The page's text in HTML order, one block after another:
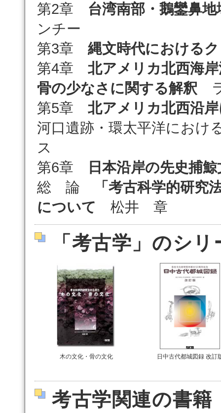
第2章 台湾南部・鵝鑾鼻
ンチー
第3章 縄文時代における
第4章 北アメリカ北西海
骨の少なさに関する解釈
第5章 北アメリカ北西沿
河口遺跡・環太平洋にお
ス
第6章 日本沿岸の先史捕鯨
総 論
「考古科学的研究
について 松井 章
「考古学」のシ
木の文化・骨の文化 日中古代都城図録 改訂
考古学関連の書籍